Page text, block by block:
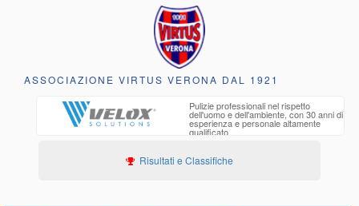
ASSOCIAZIONE VIRTUS VERONA DAL 1921
Pulizie professionali nel rispetto
dell'uomo e dell'ambiente, con 30 anni di
esperienza e personale altamente
qualificato
Risultati e Classifiche